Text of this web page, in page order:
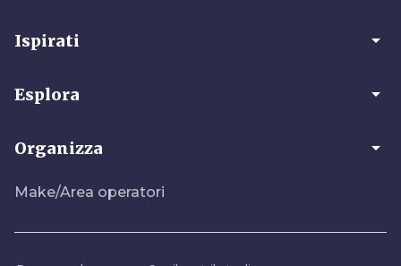
Ispirati arrow_drop_down
Esplora arrow_drop_down
Organizza arrow_drop_down
Make/Area operatori